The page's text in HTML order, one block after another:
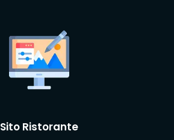
Sito Ristorante